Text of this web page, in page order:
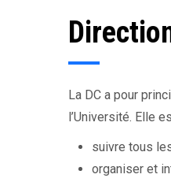
La DC a pour
l’Université. Elle
suivre tous
organiser et